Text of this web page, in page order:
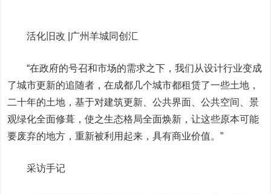
活化旧改 |广州羊城同创汇
“在政府的号召和市场的需求之下，我们从设计行业变成
了城市更新的追随者，在成都几个城市都租赁了一些土地，
二十年的土地，基于对建筑更新、公共界面、公共空间、景
观绿化全面修葺，使之生态格局全面焕新，让这些原本可能
要废弃的地方，重新被利用起来，具有商业价值。”
采访手记